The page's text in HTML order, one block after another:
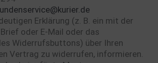
Erklärung (z. B. ein mit der
oder E-Mail oder das
Widerrufsbuttons) über Ihren
Vertrag zu widerrufen, informieren.